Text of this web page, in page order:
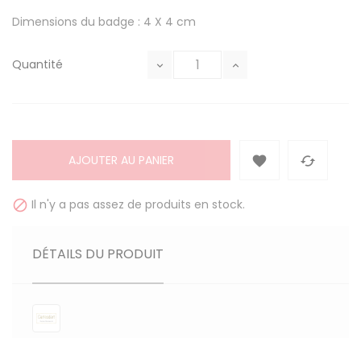
Dimensions du badge : 4 X 4 cm
Quantité
AJOUTER AU PANIER  
 Il n'y a pas assez de produits en stock.
DÉTAILS DU PRODUIT